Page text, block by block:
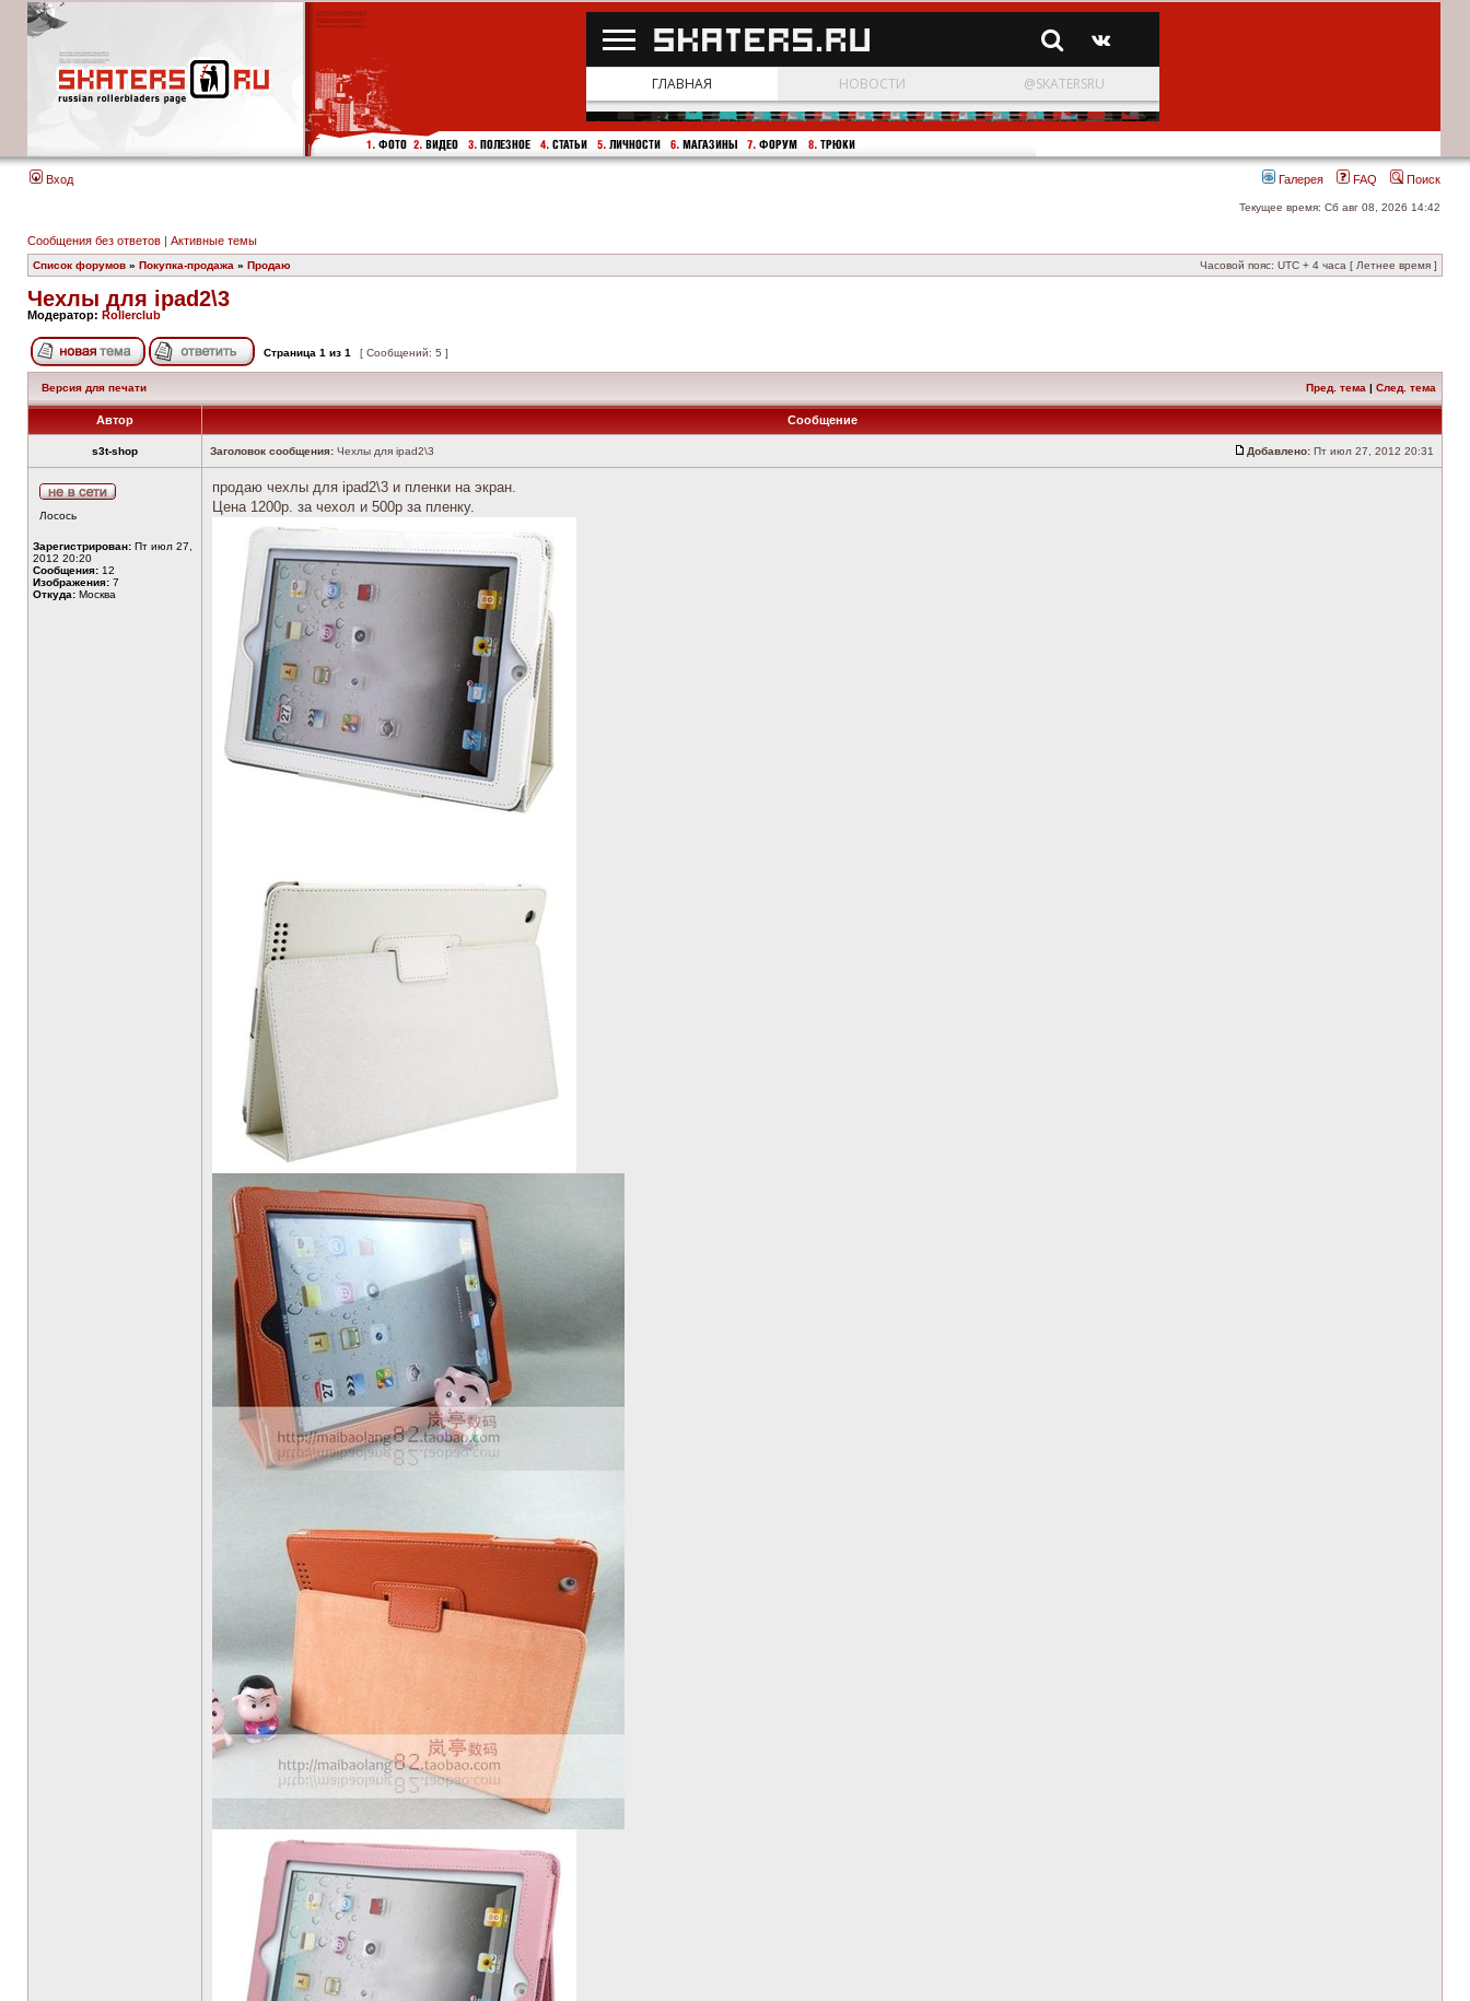
Вход Галерея FAQ Поиск
Текущее время: Сб авг 08, 2026 14:42
Сообщения без ответов | Активные темы
Список форумов » Покупка-продажа » Продаю Часовой пояс: UTC + 4 часа [ Летнее время ]
Чехлы для ipad2\3
Модератор: Rollerclub
Страница 1 из 1 [ Сообщений: 5 ]
Версия для печати Пред. тема | След. тема
Автор Сообщение
s3t-shop Заголовок сообщения: Чехлы для ipad2\3 Добавлено: Пт июл 27, 2012 20:31
Лосось
Зарегистрирован: Пт июл 27,
2012 20:20
Сообщения: 12
Изображения: 7
Откуда: Москва
продаю чехлы для ipad2\3 и пленки на экран.
Цена 1200р. за чехол и 500р за пленку.